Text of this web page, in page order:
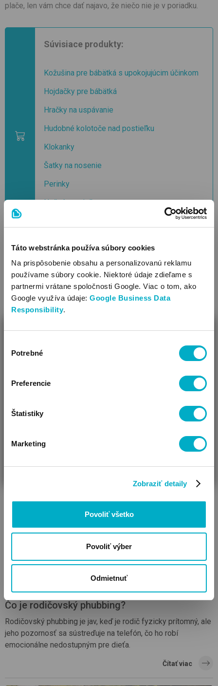
Táto webstránka používa súbory cookies
Na prispôsobenie obsahu a personalizovanú reklamu
používame súbory cookie. Niektoré údaje zdieľame s
partnermi vrátane spoločnosti Google. Viac o tom, ako
Google využíva údaje: Google Business Data
Responsibility.
súhlasu
Potrebné
Preferencie
Štatistiky
Marketing
Zobraziť detaily
Povoliť všetko
Povoliť výber
Odmietnuť
plače, len vám chce dať najavo, že niečo nie je v poriadku.
Súvisiace produkty:
Kožušina pre bábätká s upokojujúcim účinkom
Hojdačky pre bábätká
Hračky na uspávanie
Hudobné kolotoče nad postieľku
Klokanky
Šatky na nosenie
Perinky
Nočné svetielka
#bábätko #nosenie detí #plač #puto
SÚVISIACE ČLÁNKY
Emocionálna realita prvých dní s
Aká je emocionálna realita prvých dní s bábätkom?
Rodičovská ostražitosť, zodpovednosť, blízkosť a dôležitosť
vytvárania puto.
Čítať viac
Čo je rodičovský phubbing?
Rodičovský phubbing je jav, keď je rodič fyzicky prítomný, ale
jeho pozornosť sa sústreďuje na telefón, čo ho robí
emocionálne nedostupným pre dieťa.
Čítať viac